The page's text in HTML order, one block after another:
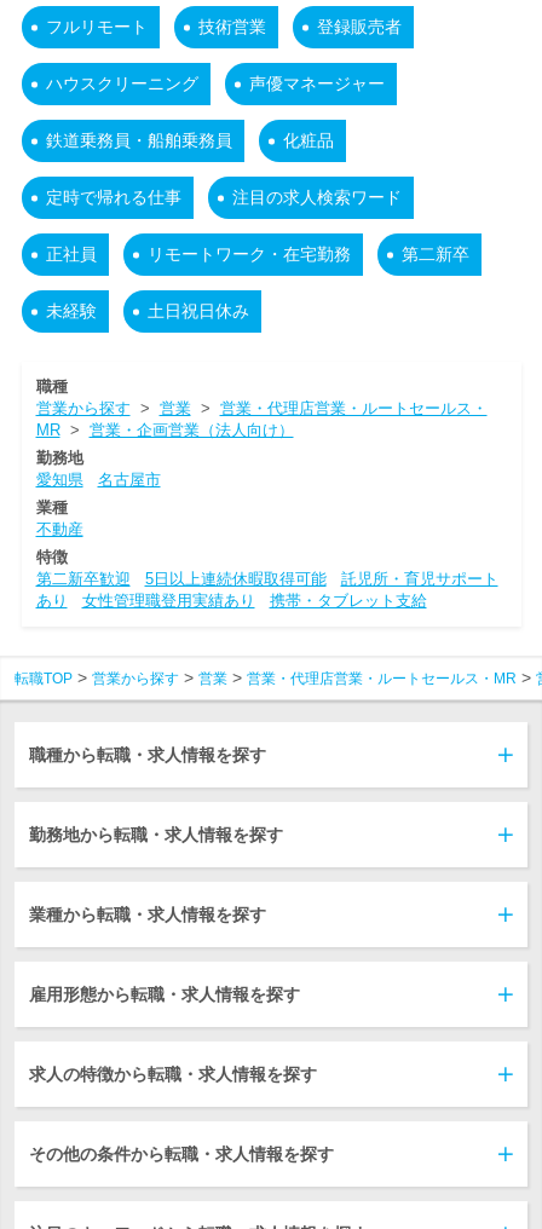
フルリモート 技術営業 登録販売者
ハウスクリーニング 声優マネージャー
鉄道乗務員・船舶乗務員 化粧品
定時で帰れる仕事 注目の求人検索ワード
正社員 リモートワーク・在宅勤務 第二新卒
未経験 土日祝日休み
職種
営業から探す > 営業> 営業・代理店営業・ルートセールス・
MR> 営業・企画営業（法人向け）
勤務地
愛知県
名古屋市
業種
不動産
特徴
第二新卒歓迎
5日以上連続休暇取得可能
託児所・育児サポート
あり
女性管理職登用実績あり 携帯・タブレット支給
転職TOP 営業から探す 営業 営業・代理店営業・ルートセールス・MR
職種から転職・求人情報を探す
勤務地から転職・求人情報を探す
業種から転職・求人情報を探す
雇用形態から転職・求人情報を探す
求人の特徴から転職・求人情報を探す
その他の条件から転職・求人情報を探す